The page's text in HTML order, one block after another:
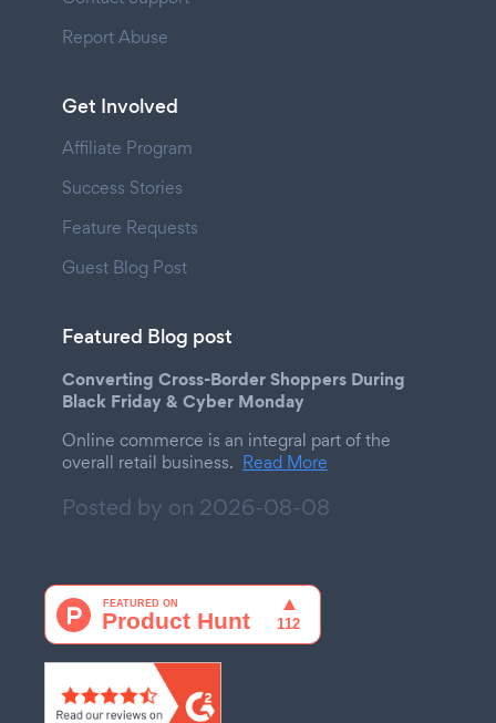
Report Abuse
Get Involved
Affiliate Program
Success Stories
Feature Requests
Guest Blog Post
Featured Blog post
Converting Cross-Border Shoppers During
Black Friday & Cyber Monday
Online commerce is an integral part of the
overall retail business. Read More
Posted by on 2026-08-08